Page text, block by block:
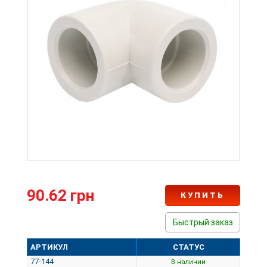
90.62 грн
Быстрый заказ
КУПИТЬ
АРТИКУЛ
СТАТУС
77-144
В наличии